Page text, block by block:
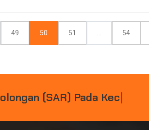
49 50 51 54
OLONGAN (SAR) PADA KECE